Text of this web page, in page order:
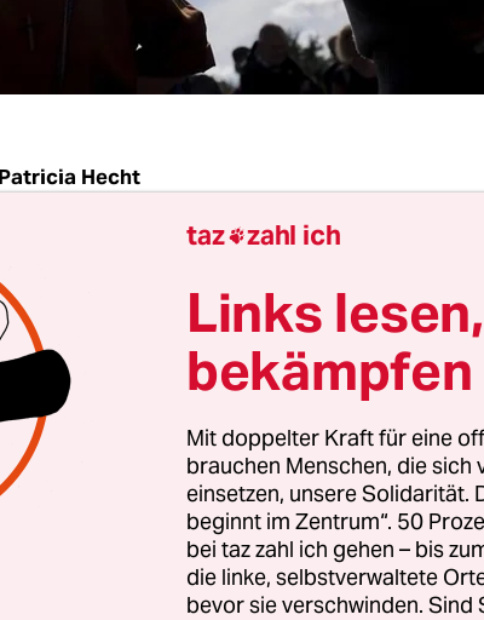
Patricia Hecht
jeweils mehr als 8.000 Mails ist immer
das Verbrechen der Abtreibung
wir hiermit auf das Schärfste! Der Mord
Kindern im Mutterleib (…) ist ein
das (…) angemessen bestraft werden muss.“
Cornelia Möhring, frauenpolitsche
im Bundestag, und Gesine Agena,
der Grünen, bekommen,seit sie sich in
taz dafür starkmachten,den Paragrafen
taz zahl ich
Links
bekämpfen
Mit doppelter Kraft für eine
brauchen Menschen, die
einsetzen, unsere Solidarität.
beginnt im Zentrum“. 50
bei taz zahl ich gehen – bis
die linke, selbstverwaltete
bevor sie verschwinden. Sind